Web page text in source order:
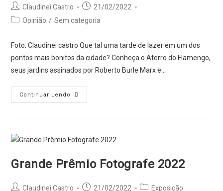
fotógrafos
e
profissionais
Post
author:
Claudinei Castro
Post
published:
21/02/2022
PostOpinião / Sem categoria
Foto: Claudinei castro Que tal uma tarde de lazer em um dos
pontos mais bonitos da cidade? Conheça o Aterro do Flamengo,
seus jardins assinados por Roberto Burle Marx e…
Continuar Lendo
Rio
Grande Prêmio Fotografe 2022
PostClaudinei Castro
Post21/02/2022
PostExposição